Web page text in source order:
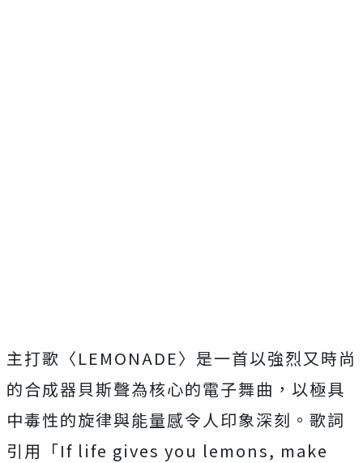
主打歌〈LEMONADE〉 是一首以強烈又時尚
的合成器貝斯聲為核心的電子舞曲， 以極具
中毒性的旋律與能量感令人印象深刻。歌詞
引用「If life gives you lemons, make